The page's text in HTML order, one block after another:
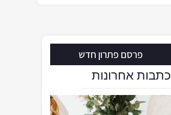
פרסם פתרון חדש
כתבות אחרונות